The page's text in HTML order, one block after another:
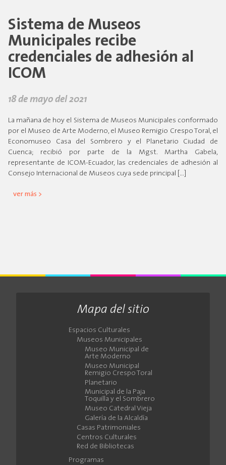
Sistema de Museos
Municipales recibe
credenciales de adhesión al
ICOM
18 de mayo del 2021
La mañana de hoy el Sistema de Museos Municipales conformado
por el Museo de Arte Moderno, el Museo Remigio Crespo Toral, el
Economuseo Casa del Sombrero y el Planetario Ciudad de
Cuenca; recibió por parte de la Mgst. Martha Gabela,
representante de ICOM-Ecuador, las credenciales de adhesión al
Consejo Internacional de Museos cuya sede principal […]
ver más >
Mapa del sitio
Espacios Culturales
Museos Municipales
Museo Municipal de
Arte Moderno
Museo Municipal
Remigio Crespo Toral
Planetario
Municipal de la Paja
Toquilla y el Sombrero
Museo Catedral Vieja
Galería de la Alcaldía
Casas Patrimoniales
Centros Culturales
Red de Bibliotecas
Programas